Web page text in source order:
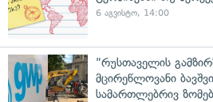
6 აგვისტო, 14:00
"რუსთაველის
მცირეწლოვანი
სამართლებრივ